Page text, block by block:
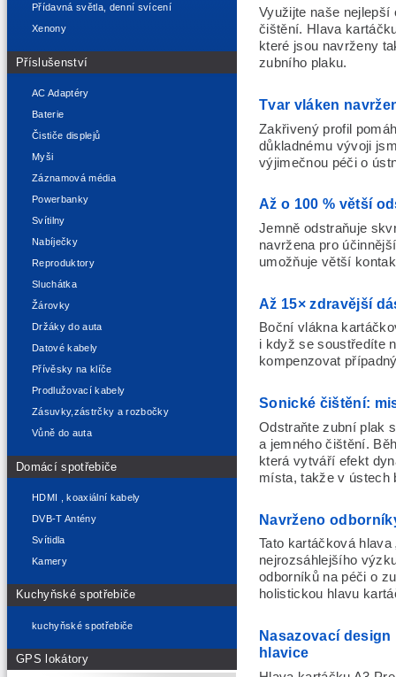
Přídavná světla, denní svícení
Xenony
Příslušenství
AC Adaptéry
Baterie
Čističe displejů
Myši
Záznamová média
Powerbanky
Svítilny
Nabíječky
Reproduktory
Sluchátka
Žárovky
Držáky do auta
Datové kabely
Přívěsky na klíče
Prodlužovací kabely
Zásuvky,zástrčky a rozbočky
Vůně do auta
Domácí spotřebiče
HDMI , koaxiální kabely
DVB-T Antény
Svítidla
Kamery
Kuchyňské spotřebiče
kuchyňské spotřebiče
GPS lokátory
Využijte naše nejlepší
čištění. Hlava
které jsou navrženy
zubního plaku.
Tvar vláken
Zakřivený profil
důkladnému vývoji
výjimečnou péči o
Až o 100 % větší
Jemně odstraňuje
navržena pro
umožňuje větší
Až 15× zdravější
Boční vlákna
i když se soustředíte
kompenzovat
Sonické čištění:
Odstraňte zubní plak
a jemného čištění.
která vytváří efekt
místa, takže v ústech
Navrženo
Tato kartáčková hlava
nejrozsáhlejšího
odborníků na péči o
holistickou hlavu
Nasazovací
hlavice